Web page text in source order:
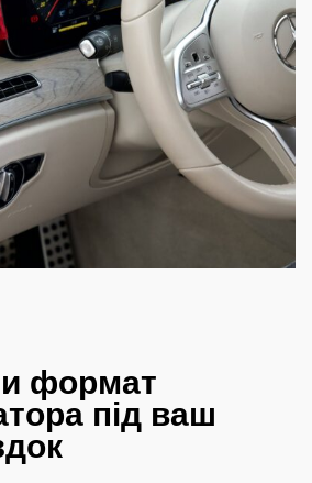
формат
під ваш